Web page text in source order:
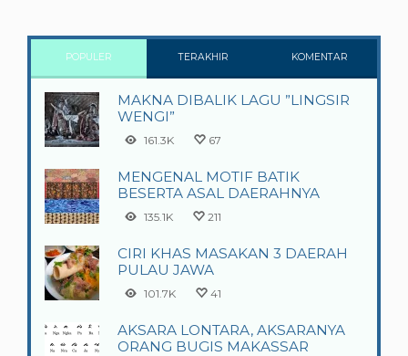
POPULER TERAKHIR KOMENTAR
MAKNA DIBALIK LAGU ”LINGSIR
WENGI”
161.3K 67
MENGENAL MOTIF BATIK
BESERTA ASAL DAERAHNYA
135.1K 211
CIRI KHAS MASAKAN 3 DAERAH
PULAU JAWA
101.7K 41
AKSARA LONTARA, AKSARANYA
ORANG BUGIS MAKASSAR